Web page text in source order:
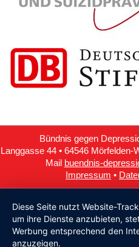
Bündnis gegen
Langgasse 44 • 64546 Mörfelden-
Mail buendnis-
Impressum •
Diese Seite nutzt Website-
um ihre Dienste anzubieten,
Werbung entsprechend den
anzuzeigen.